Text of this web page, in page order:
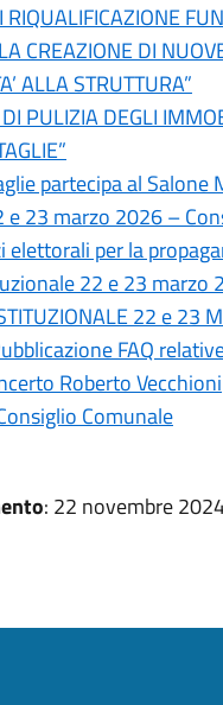
CREAZIONE DI
ALLA STRUTTURA”
PULIZIA DEGLI
partecipa al Salone
e 23 marzo 2026 –
elettorali per la
22 e 23 marzo
22 e 23
FAQ
Roberto Vecchioni
Comunale
: 22 novembre